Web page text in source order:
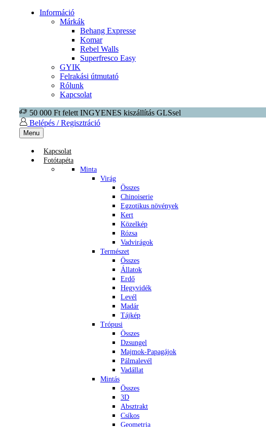
Információ
Márkák
Behang Expresse
Komar
Rebel Walls
Superfresco Easy
GYIK
Felrakási útmutató
Rólunk
Kapcsolat
50 000 Ft felett INGYENES kiszállítás GLSsel
Belépés / Regisztráció
Menu
Kapcsolat
Fotótapéta
Minta
Virág
Összes
Chinoiserie
Egzotikus növények
Kert
Közelkép
Rózsa
Vadvirágok
Természet
Összes
Állatok
Erdő
Hegyvidék
Levél
Madár
Tájkép
Trópusi
Összes
Dzsungel
Majmok-Papagájok
Pálmalevél
Vadállat
Mintás
Összes
3D
Absztrakt
Csíkos
Geometria